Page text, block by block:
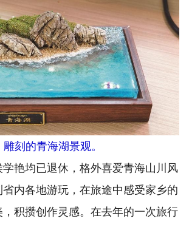
雕刻的青海湖景观。
均已退休，格外喜爱青海山川风
内各地游玩，在旅途中感受家乡的
，积攒创作灵感。在去年的一次旅行